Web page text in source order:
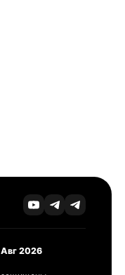
2026